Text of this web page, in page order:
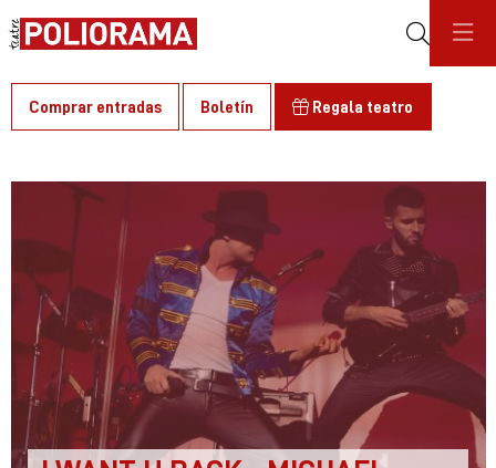
Comprar entradas Boletín Regala teatro